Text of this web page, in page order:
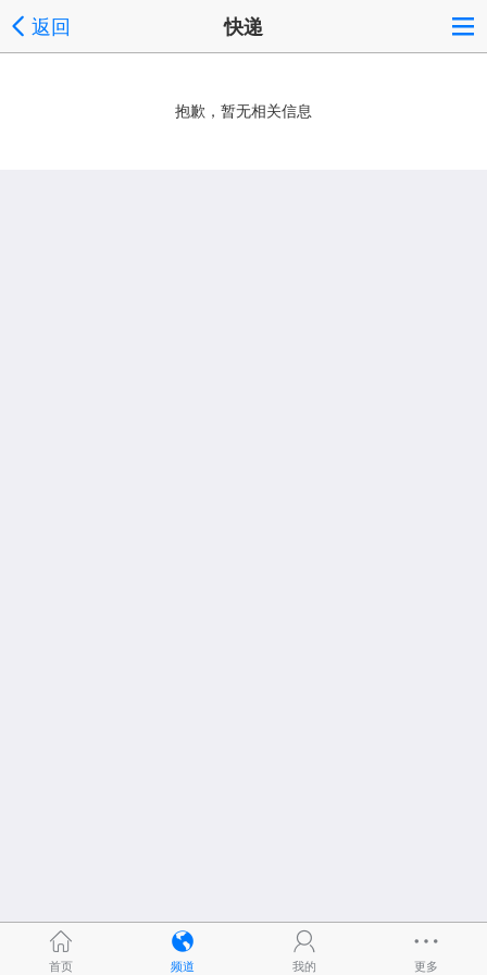
返回 快递
抱歉，暂无相关信息
首页 频道 我的 更多